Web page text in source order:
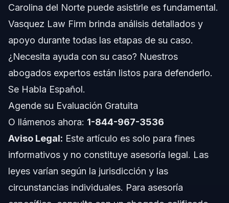
Costos y Honorarios: Factores que Influyen en el
Precio de la Defensa Penal
Notas sobre Jurisdicción en NC, FL y a Nivel
Nacional
Notas sobre Carolina del Norte
Conceptos a Nivel Nacional
Cuándo Llamar a un Abogado Ahora
Acerca de Vasquez Law Firm
Confianza y Experiencia del Abogado
Preguntas Frecuentes
Carolina del Norte puede asistirle es fundamental.
Vasquez Law Firm brinda análisis detallados y
apoyo durante todas las etapas de su caso.
¿Necesita ayuda con su caso? Nuestros
abogados expertos están listos para defenderlo.
Se Habla Español.
Agende su Evaluación Gratuita
O llámenos ahora: 1-844-967-3536
Aviso Legal: Este artículo es solo para fines
informativos y no constituye asesoría legal. Las
leyes varían según la jurisdicción y las
circunstancias individuales. Para asesoría